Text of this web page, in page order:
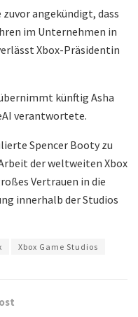
angekündigt, dass
im Unternehmen in
Xbox-Präsidentin
künftig Asha
verantwortete.
Spencer Booty zu
der weltweiten Xbox
Vertrauen in die
innerhalb der Studios
Xbox Game Studios